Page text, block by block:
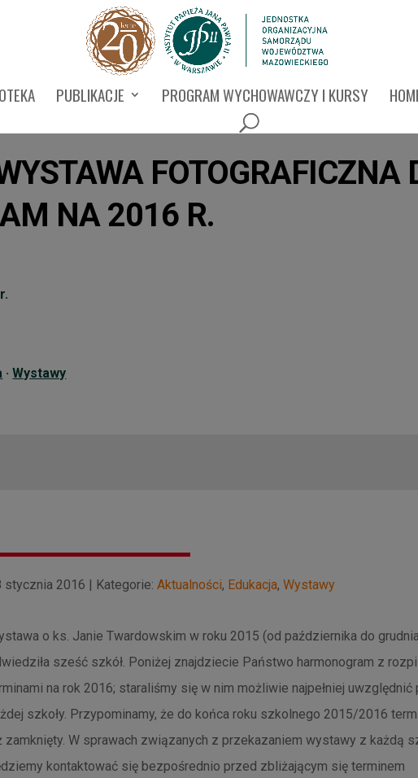
PUBLIKACJE PROGRAM WYCHOWAWCZY I KURSY
FOTOGRAFICZNA
NA 2016 R.
·Wystawy
stycznia 2016 | Kategorie: Aktualności, Edukacja, Wystawy
o ks. Janie Twardowskim w roku 2015 (od października do
sześć szkół. Poniżej znajdziecie Państwo harmonogram z
na rok 2016; staraliśmy się w nim możliwie najpełniej uwzględnić
szkoły. Przypominamy, że do końca roku szkolnego 2015/2016
zamknięty. W sprawach związanych z przekazaniem wystawy z każdą
kontaktować się bezpośrednio przed zbliżającym się terminem